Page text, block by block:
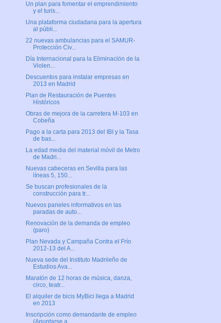
Un plan para fomentar el emprendimiento
y el turis...
Una plataforma ciudadana para la apertura
al públi...
22 nuevas ambulancias para el SAMUR-
Protección Civ...
Día Internacional para la Eliminación de la
Violen...
Descuentos para instalar empresas en
2013 en Madrid
Plan de Restauración de Puentes
Históricos
Obras de mejora de la carretera M-103 en
Cobeña
Pago a la carta para 2013 del IBI y la Tasa
de bas...
La edad media del material móvil de Metro
de Madri...
Nuevas cabeceras en Sevilla para las
líneas 5, 150...
Se buscan profesionales de la
construcción para tr...
Nuevos paneles informativos en las
paradas de auto...
Renovación de la demanda de empleo
(paro)
Plan Nevada y Campaña Contra el Frío
2012-13 del A...
Nueva sede del Instituto Madrileño de
Estudios Ava...
Maratón de 12 horas de música, danza,
circo, teatr...
El alquiler de bicis MyBici llega a Madrid
en 2013
Inscripción como demandante de empleo